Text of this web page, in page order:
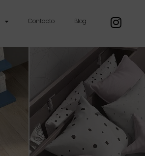
Contacto Blog